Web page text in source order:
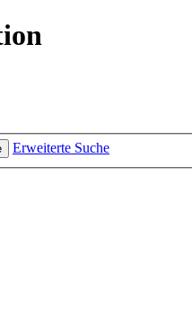
Erweiterte Suche